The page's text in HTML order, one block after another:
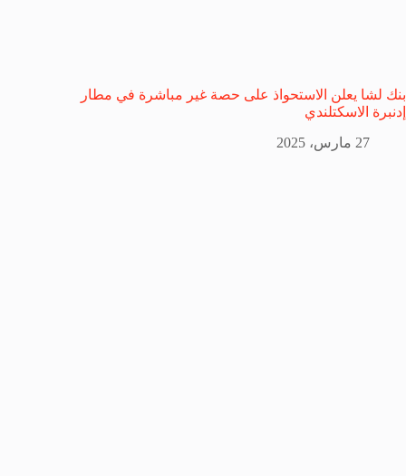
بنك لشا يعلن الاستحواذ على حصة غير مباشرة في مطار
إدنبرة الاسكتلندي
27 مارس، 2025